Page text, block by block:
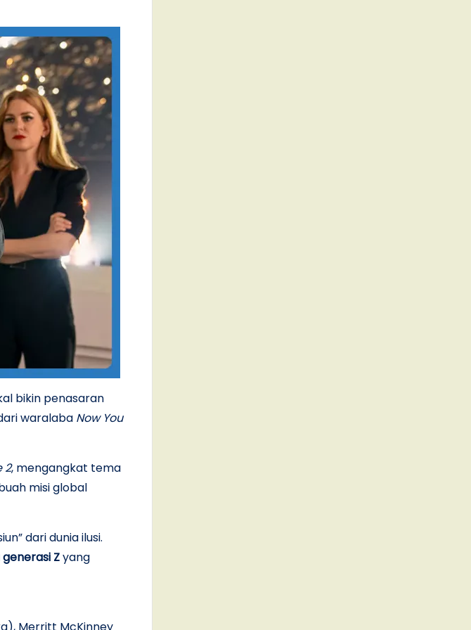
bikin penasaran
waralaba Now You
2, mengangkat tema
misi global
dari dunia ilusi.
Zyang
Merritt McKinney